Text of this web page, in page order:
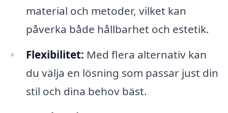
material och metoder, vilket kan
påverka både hållbarhet och estetik.
Flexibilitet: Med flera alternativ kan
du välja en lösning som passar just din
stil och dina behov bäst.